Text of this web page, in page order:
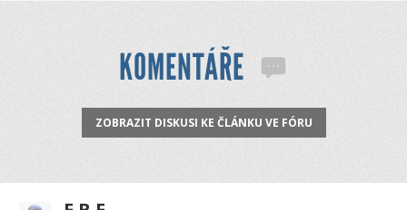
KOMENTÁŘE
ZOBRAZIT DISKUSI KE ČLÁNKU VE FÓRU